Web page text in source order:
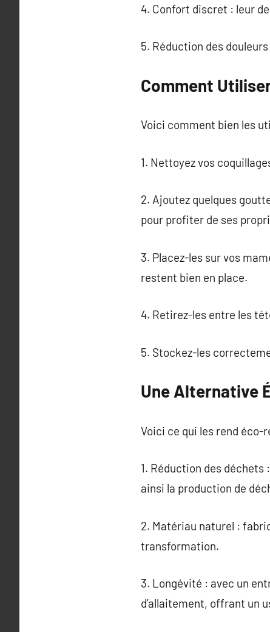
4. Confort discret : leur
5. Réduction des
Comment
Voici comment bien les
1. Nettoyez vos
2. Ajoutez quelques
pour profiter de ses
3. Placez-les sur vos
restent bien en place.
4. Retirez-les entre les
5. Stockez-les
Une Alternative
Voici ce qui les rend éco-
1. Réduction des
ainsi la production de
2. Matériau naturel :
transformation.
3. Longévité : avec un
d’allaitement, offrant un